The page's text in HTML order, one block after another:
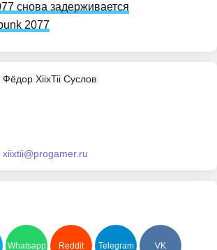
снова задерживается
2077
Фёдор XiixTii Суслов
xiixtii@progamer.ru
Whatsapp Reddit Telegram VK